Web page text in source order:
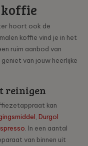
koffie
hoort ook de
koffie vind je in het
ruim aanbod van
van jouw heerlijke
reinigen
kan
Durgol
. In een aantal
van binnen uit